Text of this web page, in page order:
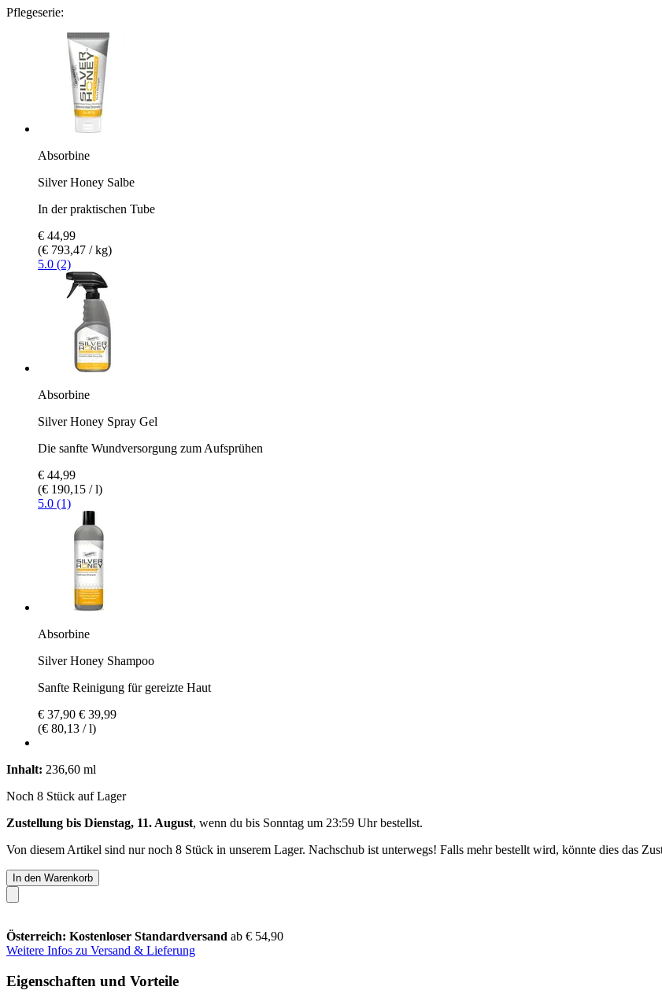
Pflegeserie:
Absorbine
Silver Honey Salbe
In der praktischen Tube
€ 44,99
(€ 793,47 / kg)
5.0 (2)
Absorbine
Silver Honey Spray Gel
Die sanfte Wundversorgung zum Aufsprühen
€ 44,99
(€ 190,15 / l)
5.0 (1)
Absorbine
Silver Honey Shampoo
Sanfte Reinigung für gereizte Haut
€ 37,90 € 39,99
(€ 80,13 / l)
Inhalt: 236,60 ml
Noch 8 Stück auf Lager
Zustellung bis Dienstag, 11. August, wenn du bis Sonntag um 23:59 Uhrbestellst.
Von diesem Artikel sind nur noch 8 Stück in unserem Lager. Nachschub ist unterwegs! Falls mehr bestellt wird, könnte dies das
In den Warenkorb
Österreich: Kostenloser Standardversand ab € 54,90
Weitere Infos zu Versand & Lieferung
Eigenschaften und Vorteile